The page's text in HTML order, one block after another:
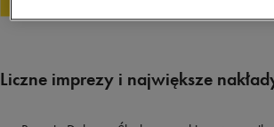
Liczne imprezy i największe